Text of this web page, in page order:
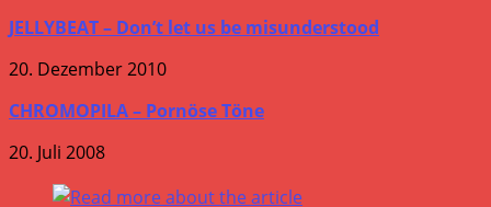
JELLYBEAT – Don’t let us be misunderstood
20. Dezember 2010
CHROMOPILA – Pornöse Töne
20. Juli 2008